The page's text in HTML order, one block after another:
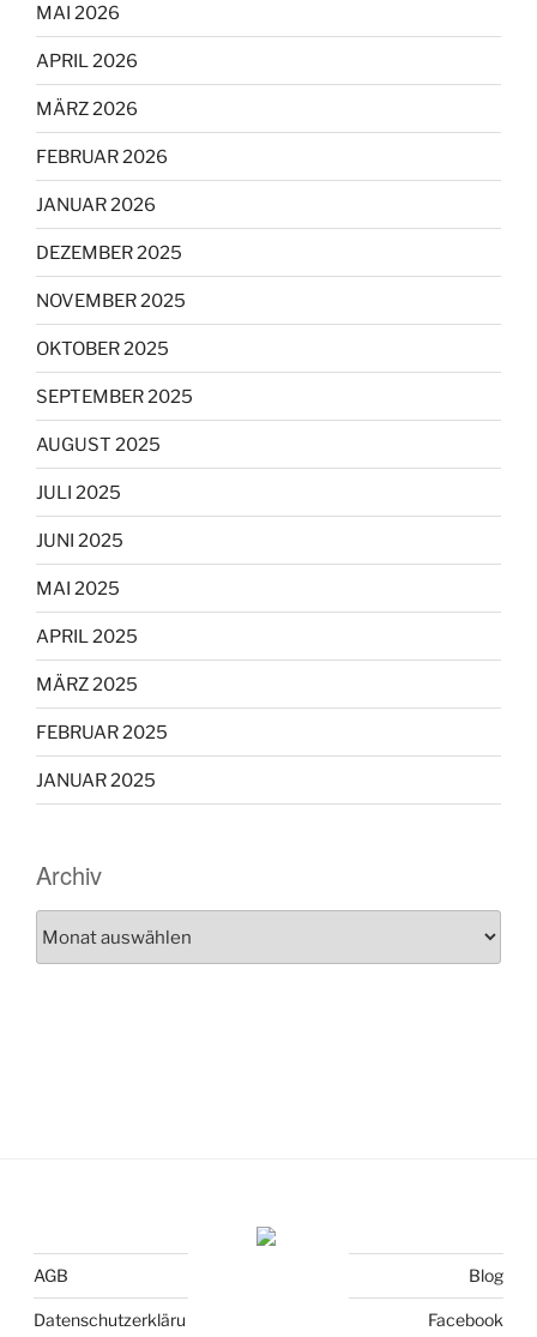
MAI 2026
APRIL 2026
MÄRZ 2026
FEBRUAR 2026
JANUAR 2026
DEZEMBER 2025
NOVEMBER 2025
OKTOBER 2025
SEPTEMBER 2025
AUGUST 2025
JULI 2025
JUNI 2025
MAI 2025
APRIL 2025
MÄRZ 2025
FEBRUAR 2025
JANUAR 2025
Archiv
AGB
Datenschutzerkläru
Blog
Facebook